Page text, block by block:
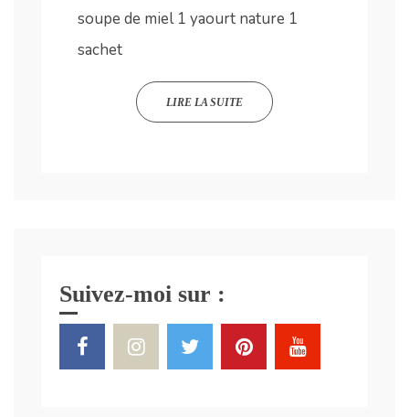
soupe de miel 1 yaourt nature 1
sachet
LIRE LA SUITE
Suivez-moi sur :